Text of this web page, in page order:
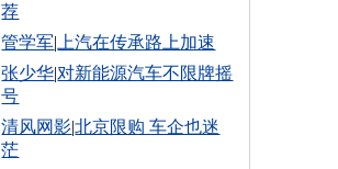
荐
管学军| 上汽在传承路上加速
张少华|对新能源汽车不限牌摇
号
清风网影|北京限购 车企也迷
茫